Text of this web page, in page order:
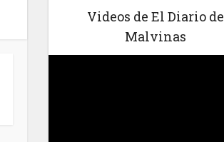
Videos de El Diario de
Malvinas